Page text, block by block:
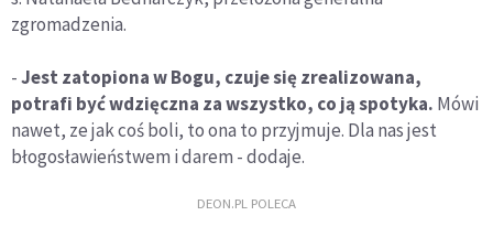
zgromadzenia.
-Jest zatopiona w Bogu, czuje się zrealizowana,
potrafi być wdzięczna za wszystko, co ją spotyka. Mówi
nawet, ze jak coś boli, to ona to przyjmuje. Dla nas jest
błogosławieństwem i darem - dodaje.
DEON.PL POLECA